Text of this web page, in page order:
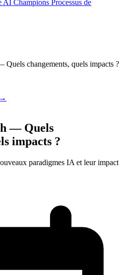
AI Champions Processus de
changements, quels impacts ?
— Quels
impacts ?
paradigmes IA et leur impact